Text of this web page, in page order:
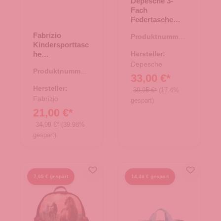
Fabrizio
Kindersporttasc
he
junior active
Produktnummer:
Hersteller:
Fabrizio
21,00 €*
34,99 €* (39.98%
gespart)
Fach
Federtasche
NEW WORLD
Produktnummer:
Hersteller:
Depesche
33,00 €*
39,95 €* (17.4%
gespart)
7,95 € gespart 14,49 € gespart